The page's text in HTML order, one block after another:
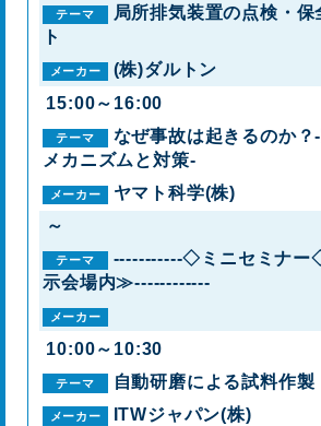
局所排気装置の点検・
(株)ダルトン
15:00～16:00
なぜ事故は起きるのか？
メカニズムと対策‐
ヤマト科学(株)
～
-----------◇ミニセミナ
示会場内≫------------
10:00～10:30
自動研磨による試料作製
ITWジャパン(株)